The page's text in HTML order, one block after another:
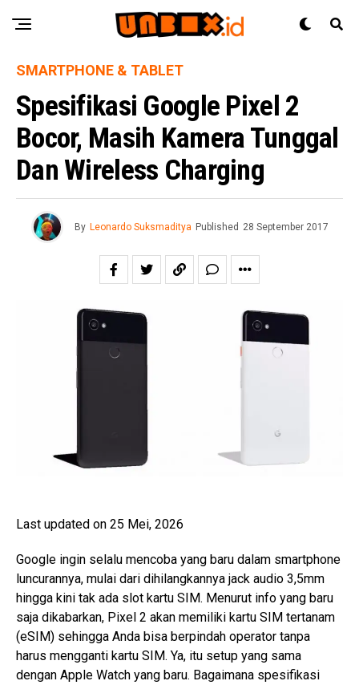
SMARTPHONE & TABLET
Spesifikasi Google Pixel 2
Bocor, Masih Kamera Tunggal
Dan Wireless Charging
By Leonardo Suksmaditya Published 28 September 2017
Last updated on 25 Mei, 2026
Google ingin selalu mencoba yang baru dalam smartphone
luncurannya, mulai dari dihilangkannya jack audio 3,5mm
hingga kini tak ada slot kartu SIM. Menurut info yang baru
saja dikabarkan, Pixel 2 akan memiliki kartu SIM tertanam
(eSIM) sehingga Anda bisa berpindah operator tanpa
harus mengganti kartu SIM. Ya, itu setup yang sama
dengan Apple Watch yang baru. Bagaimana spesifikasi